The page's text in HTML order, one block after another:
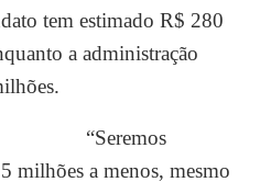
tem estimado R$ 280
a administração
“Seremos
milhões a menos, mesmo